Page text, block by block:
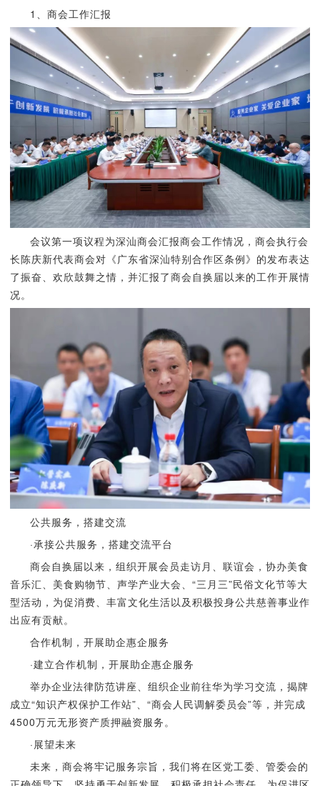
1、商会工作汇报
会议第一项议程为深汕商会汇报商会工作情况，商会执行会
长陈庆新代表商会对《广东省深汕特别合作区条例》的发布表达
了振奋、欢欣鼓舞之情，并汇报了商会自换届以来的工作开展情
况。
公共服务，搭建交流
·承接公共服务，搭建交流平台
商会自换届以来，组织开展会员走访月、联谊会，协办美食
音乐汇、美食购物节、声学产业大会、“三月三”民俗文化节等大
型活动，为促消费、丰富文化生活以及积极投身公共慈善事业作
出应有贡献。
合作机制，开展助企惠企服务
·建立合作机制，开展助企惠企服务
举办企业法律防范讲座、组织企业前往华为学习交流，揭牌
成立“知识产权保护工作站”、“商会人民调解委员会”等，并完成
4500万元无形资产质押融资服务。
·展望未来
未来，商会将牢记服务宗旨，我们将在区党工委、管委会的